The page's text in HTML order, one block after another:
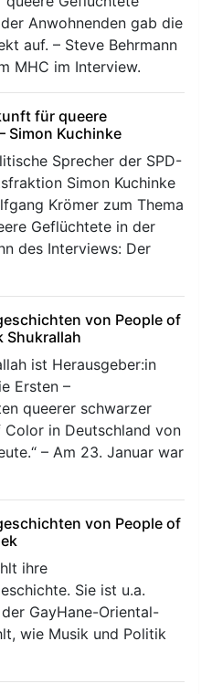
Anwohnenden gab die
auf. – Steve Behrmann
MHC im Interview.
für queere
Simon Kuchinke
Sprecher der SPD-
Simon Kuchinke
Krömer zum Thema
Geflüchtete in der
des Interviews: Der
von People of
Shukrallah
ist Herausgeber:in
Ersten –
queerer schwarzer
Color in Deutschland von
– Am 23. Januar war
von People of
ihre
Sie ist u.a.
GayHane-Oriental-
wie Musik und Politik